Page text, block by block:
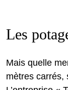
Les
Mais quelle
mètres carrés,